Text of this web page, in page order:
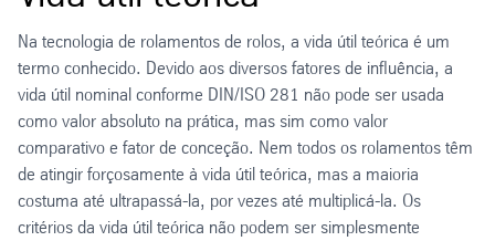
Na tecnologia de rolamentos de rolos, a vida útil teórica é um
termo conhecido. Devido aos diversos fatores de influência, a
vida útil nominal conforme DIN/ISO 281 não pode ser usada
como valor absoluto na prática, mas sim como valor
comparativo e fator de conceção. Nem todos os rolamentos têm
de atingir forçosamente à vida útil teórica, mas a maioria
costuma até ultrapassá-la, por vezes até multiplicá-la. Os
critérios da vida útil teórica não podem ser simplesmente